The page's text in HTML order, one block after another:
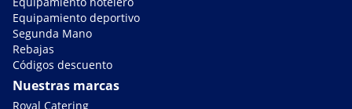
Equipamiento deportivo
Segunda Mano
Rebajas
Códigos descuento
Nuestras marcas
Royal Catering